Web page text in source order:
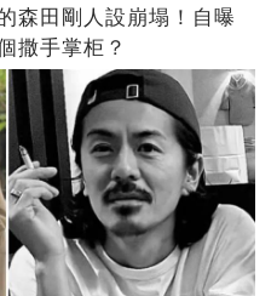
森田剛人設崩塌！自曝
撒手掌柜？